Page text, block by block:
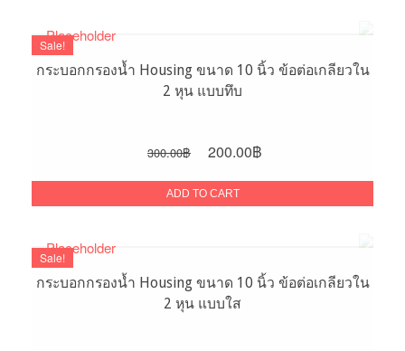
Sale!
กระบอกกรองน้ำ Housing ขนาด 10 นิ้ว ข้อต่อเกลียวใน
2 หุน แบบทึบ
300.00฿
Original
was:
200.00฿
ADD TO CART
Sale!
กระบอกกรองน้ำ Housing ขนาด 10 นิ้ว ข้อต่อเกลียวใน
2 หุน แบบใส